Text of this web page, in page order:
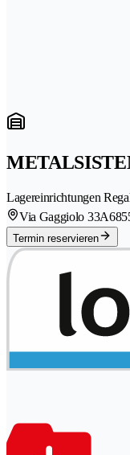
Lagereinrichtungen
Via Gaggiolo 33A
Termin reservieren